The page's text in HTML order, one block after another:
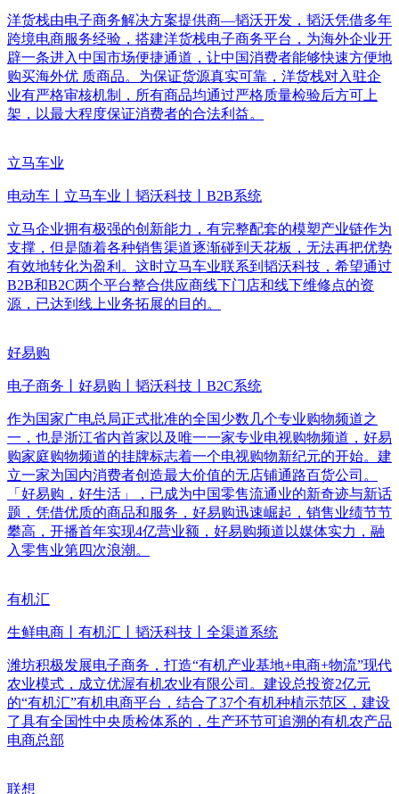
洋货栈由电子商务解决方案提供商—韬沃开发，韬沃凭借多年
跨境电商服务经验，搭建洋货栈电子商务平台，为海外企业开
辟一条进入中国市场便捷通道，让中国消费者能够快速方便地
购买海外优 质商品。为保证货源真实可靠，洋货栈对入驻企
业有严格审核机制，所有商品均通过严格质量检验后方可上
架，以最大程度保证消费者的合法利益。
立马车业
电动车丨立马车业丨韬沃科技丨B2B系统
立马企业拥有极强的创新能力，有完整配套的模塑产业链作为
支撑，但是随着各种销售渠道逐渐碰到天花板，无法再把优势
有效地转化为盈利。这时立马车业联系到韬沃科技，希望通过
B2B和B2C两个平台整合供应商线下门店和线下维修点的资
源，已达到线上业务拓展的目的。
好易购
电子商务丨好易购丨韬沃科技丨B2C系统
作为国家广电总局正式批准的全国少数几个专业购物频道之
一，也是浙江省内首家以及唯一一家专业电视购物频道，好易
购家庭购物频道的挂牌标志着一个电视购物新纪元的开始。建
立一家为国内消费者创造最大价值的无店铺通路百货公司。
「好易购，好生活」，已成为中国零售流通业的新奇迹与新话
题，凭借优质的商品和服务，好易购迅速崛起，销售业绩节节
攀高，开播首年实现4亿营业额，好易购频道以媒体实力，融
入零售业第四次浪潮。
有机汇
生鲜电商丨有机汇丨韬沃科技丨全渠道系统
潍坊积极发展电子商务，打造“有机产业基地+电商+物流”现代
农业模式，成立优渥有机农业有限公司。建设总投资2亿元
的“有机汇”有机电商平台，结合了37个有机种植示范区，建设
了具有全国性中央质检体系的，生产环节可追溯的有机农产品
电商总部
联想